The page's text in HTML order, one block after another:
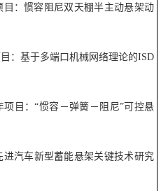
目 ：惯容阻尼双天棚半主动悬架动
： 基于多端口机械网络理论的ISD
项目 ：“惯容－弹簧－阻尼”可控悬
进汽车新型蓄能悬架关键技术研究